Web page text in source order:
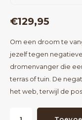
€129,95
Om een droom te
jezelf tegen
dromenvanger die
terras of tuin. De
het web, terwijl de